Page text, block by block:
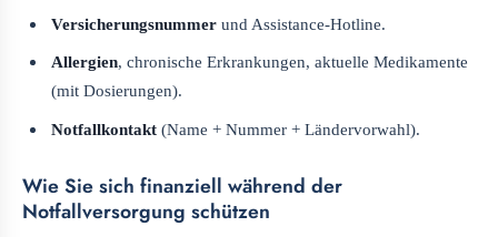
Versicherungsnummer und Assistance-Hotline.
Allergien, chronische Erkrankungen, aktuelle Medikamente
(mit Dosierungen).
Notfallkontakt (Name + Nummer + Ländervorwahl).
Wie Sie sich finanziell während der
Notfallversorgung schützen